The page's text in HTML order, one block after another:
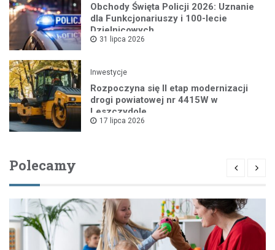
Obchody Święta Policji 2026: Uznanie
dla Funkcjonariuszy i 100-lecie
Dzielnicowych
31 lipca 2026
Inwestycje
Rozpoczyna się II etap modernizacji
drogi powiatowej nr 4415W w
Leszczydole
17 lipca 2026
Polecamy